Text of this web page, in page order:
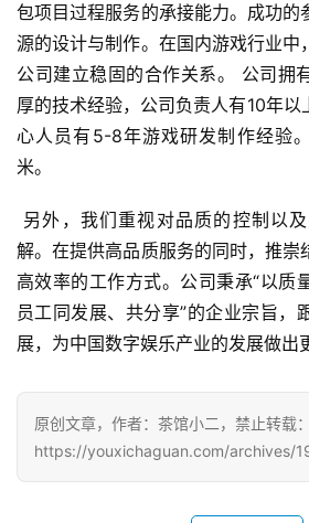
游
戏
业
界
手
游
戏
单
机
游
休
包项目过程服务的承接能力。成功的
源的设计与制作。在国内游戏行业中
公司建立稳固的合作关系。 公司拥
厚的技术经验，公司负责人有10年
心人员有5-8年游戏研发制作经验
米。
另外，我们重视对品质的控制以
解。在提供高品质服务的同时，推崇
高效率的工作方式。公司秉承“以质
员工同发展、共分享”的企业宗旨，
展，为中国数字娱乐产业的发展做出
原创文章，作者：茶馆小二，禁止转载：
https://youxichaguan.com/archives/